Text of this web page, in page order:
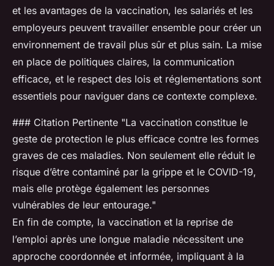
et les avantages de la vaccination, les salariés et les
employeurs peuvent travailler ensemble pour créer un
environnement de travail plus sûr et plus sain. La mise
en place de politiques claires, la communication
efficace, et le respect des lois et réglementations sont
essentiels pour naviguer dans ce contexte complexe.
### Citation Pertinente "La vaccination constitue le
geste de protection le plus efficace contre les formes
graves de ces maladies. Non seulement elle réduit le
risque d’être contaminé par la grippe et le COVID-19,
mais elle protège également les personnes
vulnérables de leur entourage."
En fin de compte, la vaccination et la reprise de
l’emploi après une longue maladie nécessitent une
approche coordonnée et informée, impliquant à la